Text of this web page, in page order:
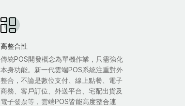
高整合性
傳統POS開發概念為單機作業，只需強化
本身功能。新一代雲端POS系統注重對外
整合，不論是數位支付、線上點餐、電子
商務、客戶訂位、外送平台、宅配出貨及
電子發票等，雲端POS皆能高度整合連